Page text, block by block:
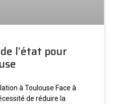
l’état pour
à Toulouse Face à
de réduire la